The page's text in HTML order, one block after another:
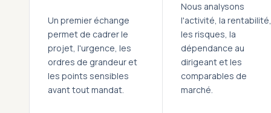
Un premier échange
permet de cadrer le
projet, l'urgence, les
ordres de grandeur et
les points sensibles
avant tout mandat.
Nous analysons
l'activité, la
les risques, la
dépendance au
dirigeant et les
comparables de
marché.